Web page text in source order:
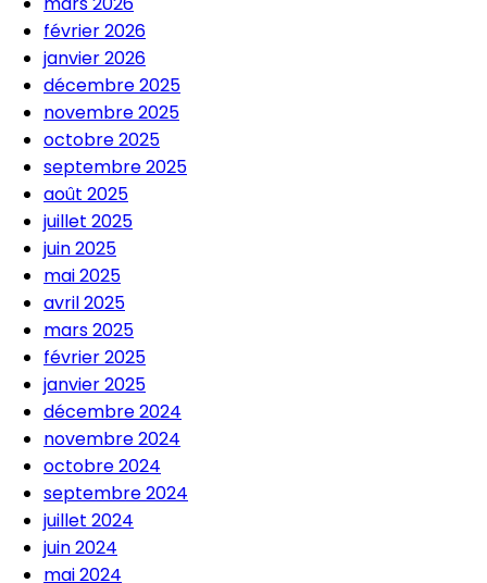
février 2026
janvier 2026
décembre 2025
novembre 2025
octobre 2025
septembre 2025
août 2025
juillet 2025
juin 2025
mai 2025
avril 2025
mars 2025
février 2025
janvier 2025
décembre 2024
novembre 2024
octobre 2024
septembre 2024
juillet 2024
juin 2024
mai 2024